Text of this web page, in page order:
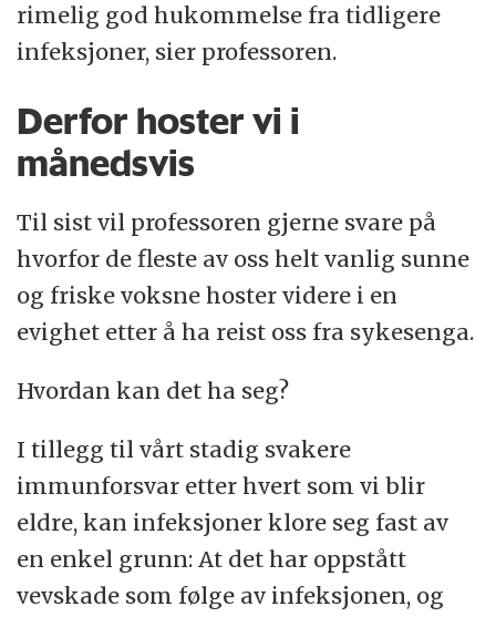
rimelig god hukommelse fra tidligere
infeksjoner, sier professoren.
Derfor hoster vi i
månedsvis
Til sist vil professoren gjerne svare på
hvorfor de fleste av oss helt vanlig sunne
og friske voksne hoster videre i en
evighet etter å ha reist oss fra sykesenga.
Hvordan kan det ha seg?
I tillegg til vårt stadig svakere
immunforsvar etter hvert som vi blir
eldre, kan infeksjoner klore seg fast av
en enkel grunn: At det har oppstått
vevskade som følge av infeksjonen, og